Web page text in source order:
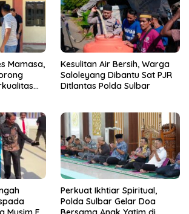
Mamasa,
Kesulitan Air Bersih, Warga
Saloleyang Dibantu Sat PJR
Ditlantas Polda Sulbar
Perkuat Ikhtiar Spiritual,
Polda Sulbar Gelar Doa